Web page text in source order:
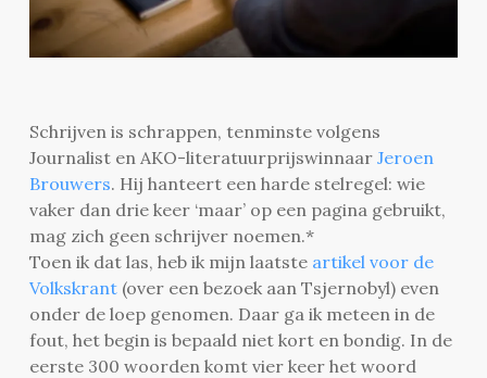
Schrijven is schrappen, tenminste volgens
Journalist en AKO-literatuurprijswinnaar Jeroen
Brouwers. Hij hanteert een harde stelregel: wie
vaker dan drie keer ‘maar’ op een pagina gebruikt,
mag zich geen schrijver noemen.*
Toen ik dat las, heb ik mijn laatste artikel voor de
Volkskrant(over een bezoek aan Tsjernobyl) even
onder de loep genomen. Daar ga ik meteen in de
fout, het begin is bepaald niet kort en bondig. In de
eerste 300 woorden komt vier keer het woord